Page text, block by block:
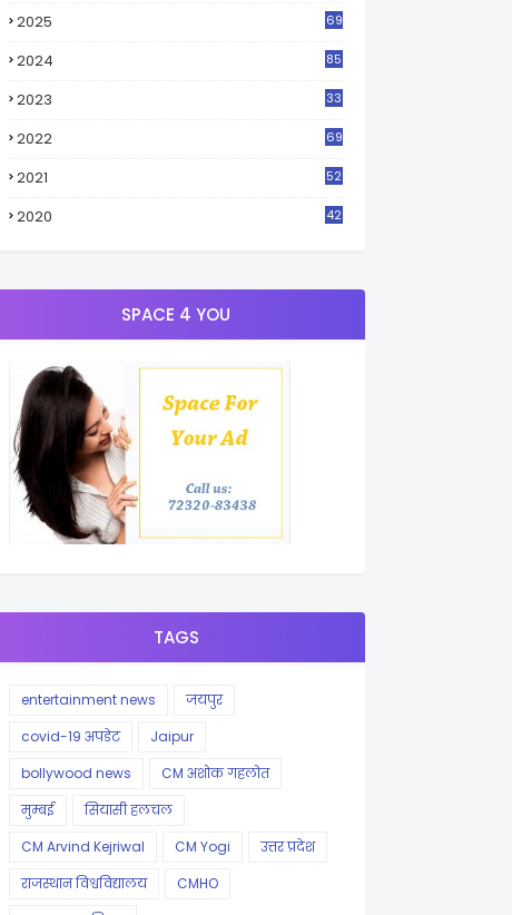
2025 69
2024 85
2023
33
2022 69
2021
52
2020
42
SPACE 4 YOU
TAGS
entertainment news
जयपुर
covid-19 अपडेट
Jaipur
bollywood news
CM अशोक गहलोत
मुम्बई
सियासी हलचल
CM Arvind Kejriwal
CM Yogi
उत्तर प्रदेश
राजस्थान विश्वविद्यालय
CMHO